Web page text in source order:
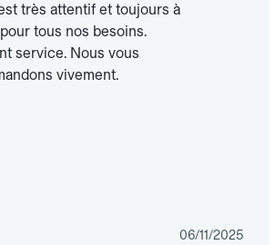
très attentif et toujours à
pour tous nos besoins.
service. Nous vous
vivement.
06/11/2025